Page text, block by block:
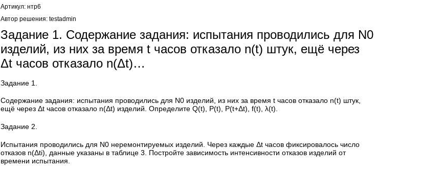
Артикул: нтр6
Автор решения: testadmin
Задание 1. Содержание задания: испытания проводились для N0
изделий, из них за время t часов отказало n(t) штук, ещё через
Δt часов отказало n(Δt)…
Задание 1.
Содержание задания: испытания проводились для N0 изделий, из них за время t часов отказало n(t) штук,
ещё через Δt часов отказало n(Δt) изделий. Определите Q(t), Р(t), Р(t+Δt), f(t), λ(t).
Задание 2.
Испытания проводились для N0 неремонтируемых изделий. Через каждые Δt часов фиксировалось число
отказов n(Δti), данные указаны в таблице 3. Постройте зависимость интенсивности отказов изделий от
времени испытания.